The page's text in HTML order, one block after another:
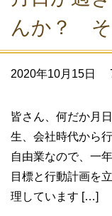
んか？ そ
2020年10月15日
皆さん、何だか月
生、会社時代から
自由業なので、一
目標と行動計画を
理しています […]